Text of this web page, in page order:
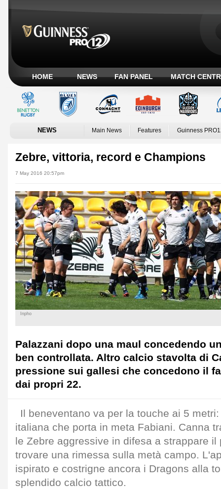
HOME NEWS FAN PANEL MATCH
NEWS Main News Features Guinness
Zebre, vittoria, record e Champions
7 May 2016 20:57pm
Inpho
Palazzani dopo una maul concedendo
ben controllata. Altro calcio stavolta di
pressione sui gallesi che concedono il
dai propri 22.
Il beneventano va per la touche ai 5
italiana che porta in meta Fabiani. Canna
le Zebre aggressive in difesa a strappare
trovare una rimessa sulla metà campo.
ispirato e costrigne ancora i Dragons alla
splendido calcio tattico.